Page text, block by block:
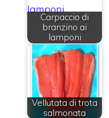
Carpaccio di
branzino ai
lamponi
Vellutata di trota
salmonata